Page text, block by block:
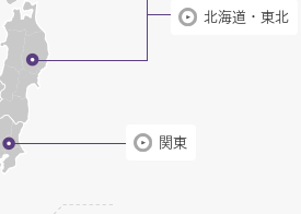
北海道・東北
関東